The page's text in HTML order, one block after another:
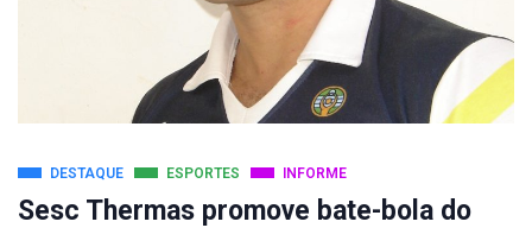
DESTAQUE ESPORTES INFORME
Sesc Thermas promove bate-bola do